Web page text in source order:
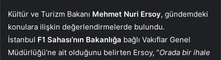
Kültür ve Turizm Bakanı Mehmet Nuri Ersoy, gündemdeki
konulara ilişkin değerlendirmelerde bulundu.
İstanbul F1 Sahası’nın Bakanlığa bağlı Vakıflar Genel
Müdürlüğü’ne ait olduğunu belirten Ersoy, “Orada bir ihale